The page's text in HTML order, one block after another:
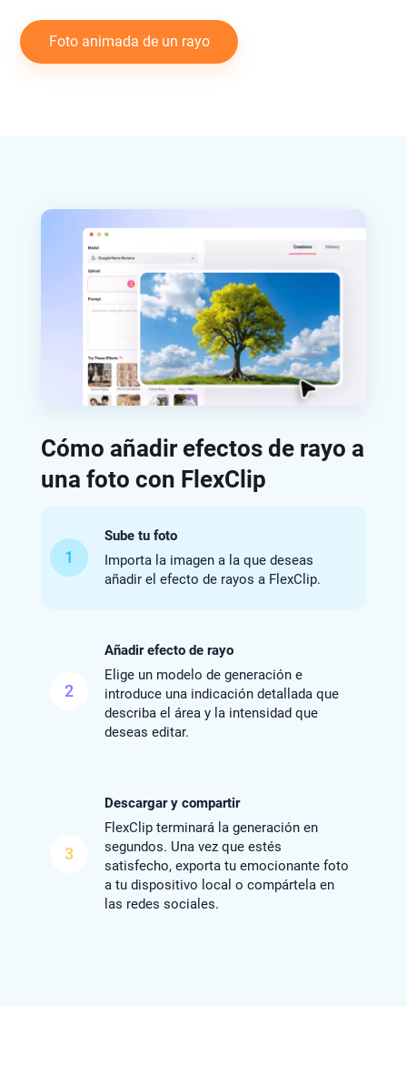
Foto animada de un rayo
Cómo añadir efectos de rayo a
una foto con FlexClip
1
Sube tu foto
Importa la imagen a la que deseas
añadir el efecto de rayos a FlexClip.
2
Añadir efecto de rayo
Elige un modelo de generación e
introduce una indicación detallada que
describa el área y la intensidad que
deseas editar.
3
Descargar y compartir
FlexClip terminará la generación en
segundos. Una vez que estés
satisfecho, exporta tu emocionante foto
a tu dispositivo local o compártela en
las redes sociales.